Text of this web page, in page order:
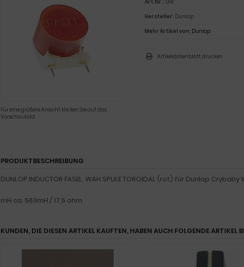
Für eine größere Ansicht klicken Sie auf das
Vorschaubild
Art.Nr.: DIR
Hersteller: Dunlop
Mehr Artikel von: Dunlop
Artikeldatenblatt drucken
PRODUKTBESCHREIBUNG
DUNLOP INDUCTOR FASEL, WAH SPULE TOROIDAL (rot) für Dunlop
mH ca. 563mH / 17,5 ohm
KUNDEN, DIE DIESEN ARTIKEL KAUFTEN, HABEN AUCH FOLGENDE ARTIKEL